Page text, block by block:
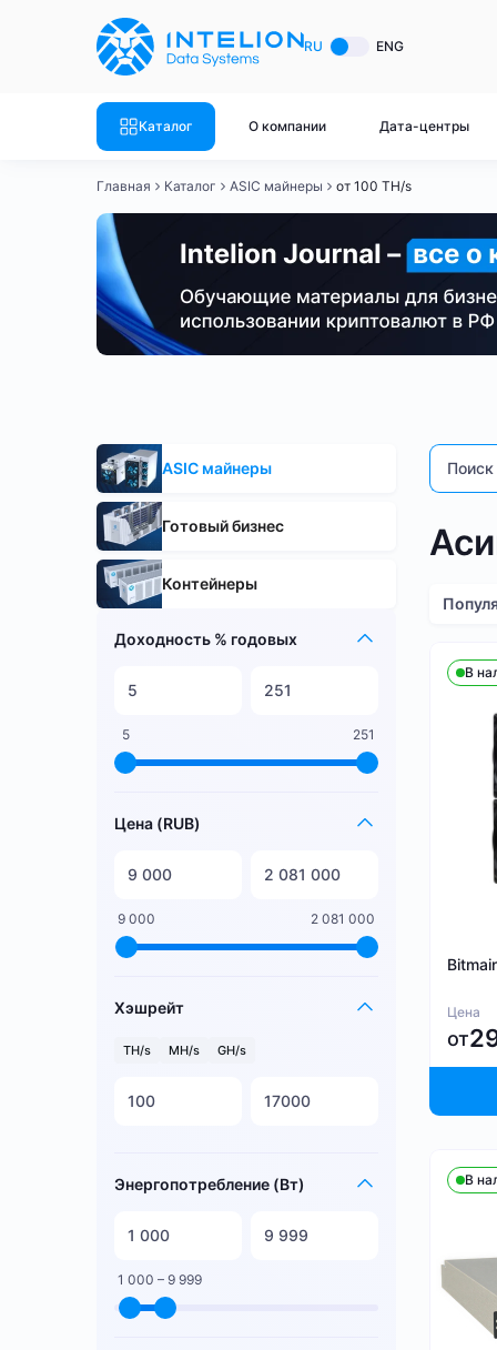
RU ENG
Каталог О компании Дата-центры
ASIC майнеры
Canaan
Innosilicon
Смотреть весь каталог
Готовый
Готовый
Готовый
Готовый
Готовый
Главная Каталог ASIC майнеры от 100 TH/s
ASIC майнеры
Готовый бизнес
Контейнеры
Доходность % годовых
5 251
Цена (RUB)
9 000 2 081 000
Хэшрейт
TH/s MH/s GH/s
Энергопотребление (Вт)
1 000 – 9 999
В
Цена
от
В